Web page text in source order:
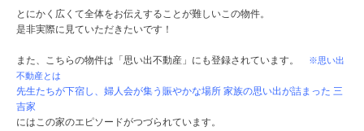
とにかく広くて全体をお伝えすることが難しいこの物件。
是非実際に見ていただきたいです！
また、こちらの物件は「思い出不動産」にも登録されています。
※思い出
不動産とは
先生たちが下宿し、婦人会が集う賑やかな場所 家族の思い出が詰まった 三
吉家
にはこの家のエピソードがつづられています。